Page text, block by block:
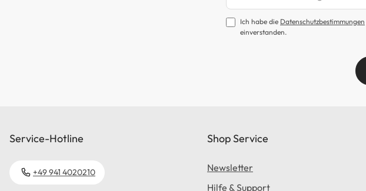
Ich habe die Datenschutzbestimmungen
einverstanden.
Service-Hotline
+49 941 4020210
Shop Service
Newsletter
Hilfe & Support